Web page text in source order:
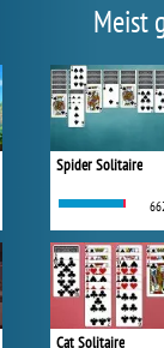
Meist
Spider Solitaire
Cat Solitaire